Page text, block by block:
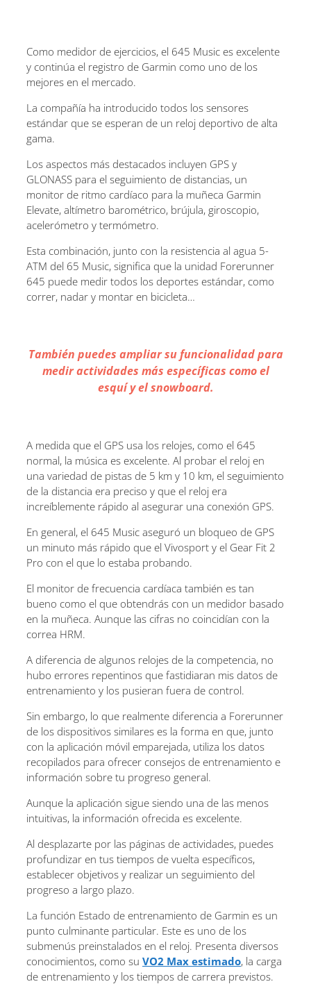
Como medidor de ejercicios, el 645 Music es excelente
y continúa el registro de Garmin como uno de los
mejores en el mercado.
La compañía ha introducido todos los sensores
estándar que se esperan de un reloj deportivo de alta
gama.
Los aspectos más destacados incluyen GPS y
GLONASS para el seguimiento de distancias, un
monitor de ritmo cardíaco para la muñeca Garmin
Elevate, altímetro barométrico, brújula, giroscopio,
acelerómetro y termómetro.
Esta combinación, junto con la resistencia al agua 5-
ATM del 65 Music, significa que la unidad Forerunner
645 puede medir todos los deportes estándar, como
correr, nadar y montar en bicicleta…
También puedes ampliar su funcionalidad para
medir actividades más específicas como el
esquí y el snowboard.
A medida que el GPS usa los relojes, como el 645
normal, la música es excelente. Al probar el reloj en
una variedad de pistas de 5 km y 10 km, el seguimiento
de la distancia era preciso y que el reloj era
increíblemente rápido al asegurar una conexión GPS.
En general, el 645 Music aseguró un bloqueo de GPS
un minuto más rápido que el Vivosport y el Gear Fit 2
Pro con el que lo estaba probando.
El monitor de frecuencia cardíaca también es tan
bueno como el que obtendrás con un medidor basado
en la muñeca. Aunque las cifras no coincidían con la
correa HRM.
A diferencia de algunos relojes de la competencia, no
hubo errores repentinos que fastidiaran mis datos de
entrenamiento y los pusieran fuera de control.
Sin embargo, lo que realmente diferencia a Forerunner
de los dispositivos similares es la forma en que, junto
con la aplicación móvil emparejada, utiliza los datos
recopilados para ofrecer consejos de entrenamiento e
información sobre tu progreso general.
Aunque la aplicación sigue siendo una de las menos
intuitivas, la información ofrecida es excelente.
Al desplazarte por las páginas de actividades, puedes
profundizar en tus tiempos de vuelta específicos,
establecer objetivos y realizar un seguimiento del
progreso a largo plazo.
La función Estado de entrenamiento de Garmin es un
punto culminante particular. Este es uno de los
submenús preinstalados en el reloj. Presenta diversos
conocimientos, como su VO2 Max estimado, la carga
de entrenamiento y los tiempos de carrera previstos.